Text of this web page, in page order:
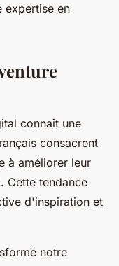
expertise en
connaît une
consacrent
à améliorer leur
Cette tendance
d'inspiration et
notre